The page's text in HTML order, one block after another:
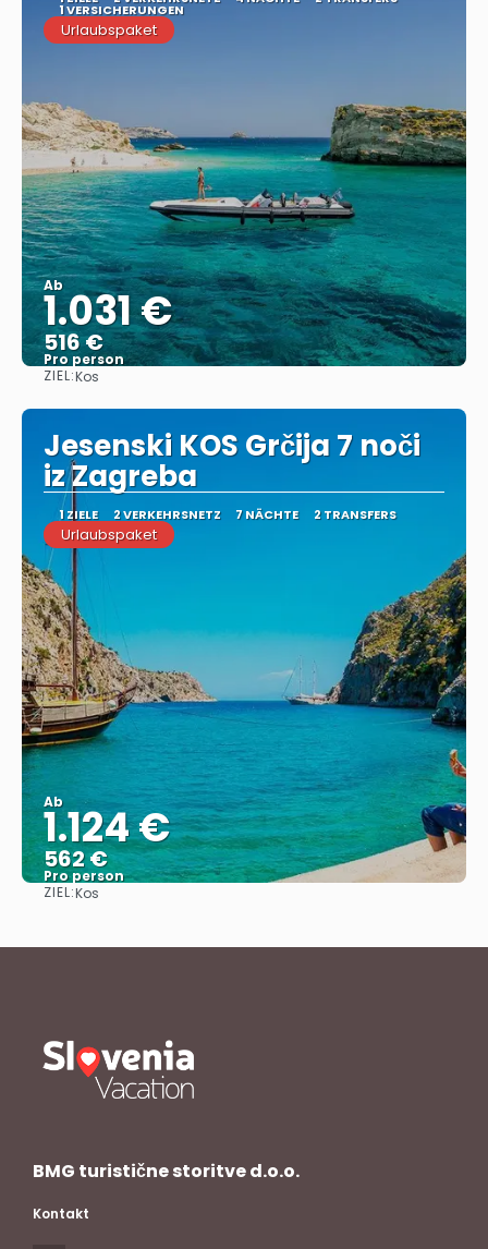
1 VERSICHERUNGEN
Urlaubspaket
Ab
1.031 €
516 €
Pro person
ZIEL:Kos
Jesenski KOS Grčija 7 noči
iz Zagreba
1 ZIELE 2 VERKEHRSNETZ 7 NÄCHTE 2 TRANSFERS
Urlaubspaket
Ab
1.124 €
562 €
Pro person
ZIEL:Kos
BMG turistične storitve d.o.o.
Kontakt